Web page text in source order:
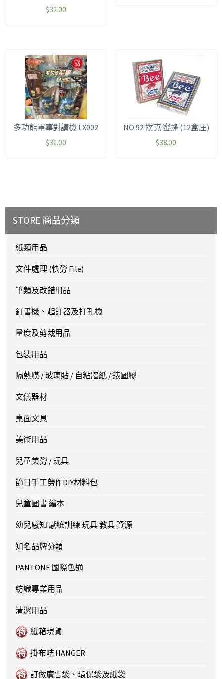
$32.00
多功能軍事對講機 LX002
$30.00
NO.92 撲克 蜜蜂 (12盒庄)
$38.00
STORE 商品分類
紙類用品
文件處理 (快勞 File)
筆類及改錯用品
釘書機、起釘器及打孔機
量度及剪裁用品
包裝用品
隔熱膜 / 玻璃貼 / 自粘牆紙 / 錶圖膠
文儀器材
桌面文具
美術用品
兒童美勞 / 玩具
節日手工勞作DIY材料包
兒童圖書 繪本
幼兒感知 感統訓練 玩具 教具 資源
知名品牌分類
PANTONE 國際色通
紡織專業用品
清潔用品
紙箱現貨
掛布咭 HANGER
訂做廣告袋、環保袋及紙袋